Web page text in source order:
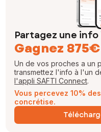
Partagez une
Gagnez
Un de vos proches a un
transmettez l'info à l'un
l'appli SAFTI Connect.
Vous percevez 10%
concrétise.